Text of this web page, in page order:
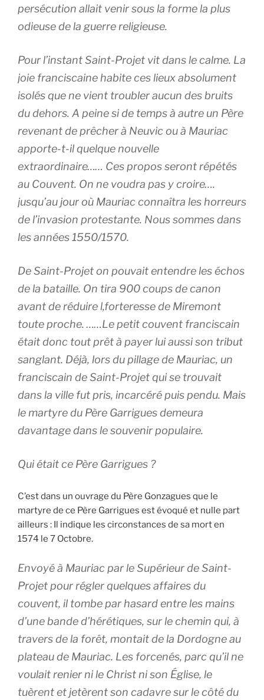
persécution allait venir sous la forme la plus
odieuse de la guerre religieuse.
Pour l’instant Saint-Projet vit dans le calme. La
joie franciscaine habite ces lieux absolument
isolés que ne vient troubler aucun des bruits
du dehors. A peine si de temps à autre un Père
revenant de prêcher à Neuvic ou à Mauriac
apporte-t-il quelque nouvelle
extraordinaire…… Ces propos seront répétés
au Couvent. On ne voudra pas y croire….
jusqu’au jour où Mauriac connaîtra les horreurs
de l’invasion protestante. Nous sommes dans
les années 1550/1570.
De Saint-Projet on pouvait entendre les échos
de la bataille. On tira 900 coups de canon
avant de réduire l,forteresse de Miremont
toute proche. ……Le petit couvent franciscain
était donc tout prêt à payer lui aussi son tribut
sanglant. Déjà, lors du pillage de Mauriac, un
franciscain de Saint-Projet qui se trouvait
dans la ville fut pris, incarcéré puis pendu. Mais
le martyre du Père Garrigues demeura
davantage dans le souvenir populaire.
Qui était ce Père Garrigues ?
C’est dans un ouvrage du Père Gonzagues que le
martyre de ce Père Garrigues est évoqué et nulle part
ailleurs : Il indique les circonstances de sa mort en
1574 le 7 Octobre.
Envoyé à Mauriac par le Supérieur de Saint-
Projet pour régler quelques affaires du
couvent, il tombe par hasard entre les mains
d’une bande d’hérétiques, sur le chemin qui, à
travers de la forêt, montait de la Dordogne au
plateau de Mauriac. Les forcenés, parc qu’il ne
voulait renier ni le Christ ni son Église, le
tuèrent et jetèrent son cadavre sur le côté du